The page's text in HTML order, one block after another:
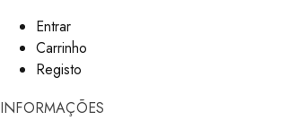
Entrar
Carrinho
Registo
INFORMAÇÕES